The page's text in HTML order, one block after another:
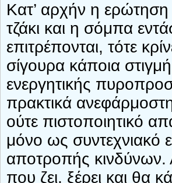
Κατ’ αρχήν η ερώτηση
τζάκι και η σόμπα
επιτρέπονται, τότε
σίγουρα κάποια
ενεργητικής
πρακτικά
ούτε πιστοποιητικό
μόνο ως
αποτροπής κινδύνων.
που ζει, ξέρει και θα